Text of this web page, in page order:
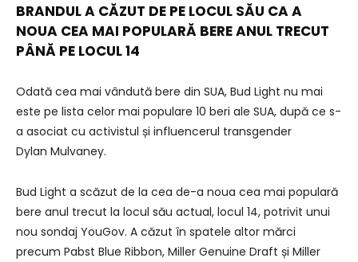
BRANDUL A CĂZUT DE PE LOCUL SĂU CA A
NOUA CEA MAI POPULARĂ BERE ANUL TRECUT
PÂNĂ PE LOCUL 14
Odată cea mai vândută bere din SUA, Bud Light nu mai
este pe lista celor mai populare 10 beri ale SUA, după ce s-
a asociat cu activistul și influencerul transgender
Dylan Mulvaney.
Bud Light a scăzut de la cea de-a noua cea mai populară
bere anul trecut la locul său actual, locul 14, potrivit unui
nou sondaj YouGov. A căzut în spatele altor mărci
precum Pabst Blue Ribbon, Miller Genuine Draft și Miller